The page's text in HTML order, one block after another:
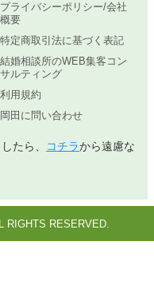
プライバシーポリシー/会社
概要
特定商取引法に基づく表記
結婚相談所のWEB集客コン
サルティング
利用規約
岡田に問い合わせ
たら、 コチラから遠慮な
RIGHTS RESERVED.